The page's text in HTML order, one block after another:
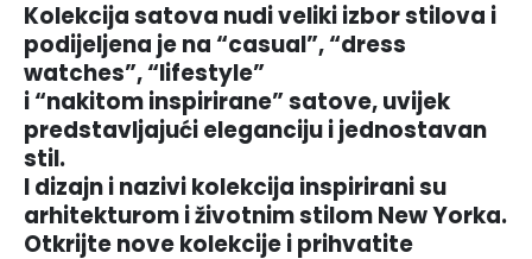
Kolekcija satova nudi veliki izbor stilova i
podijeljena je na “casual”, “dress
watches”, “lifestyle”
i “nakitom inspirirane” satove, uvijek
predstavljajući eleganciju i jednostavan
stil.
I dizajn i nazivi kolekcija inspirirani su
arhitekturom i životnim stilom New Yorka.
Otkrijte nove kolekcije i prihvatite